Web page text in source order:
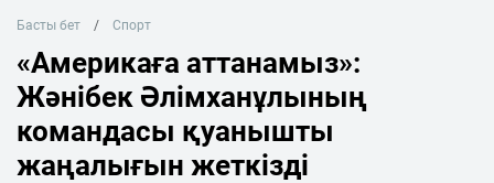
Басты бет Спорт
«Америкаға аттанамыз»:
Жәнібек Әлімханұлының
командасы қуанышты
жаңалығын жеткізді